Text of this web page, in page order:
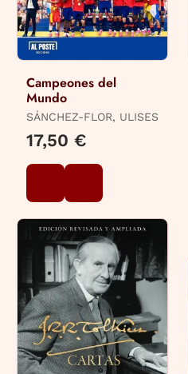
Campeones del
Mundo
SÁNCHEZ-FLOR, ULISES
17,50 €